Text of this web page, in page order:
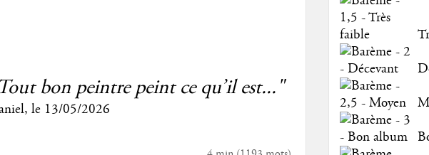
bon peintre peint ce qu’il est..."
, le 13/05/2026